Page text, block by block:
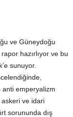
ve Güneydoğu
hazırlıyor ve bu
sunuyor.
anti emperyalizm
ve idari
sorununda dış